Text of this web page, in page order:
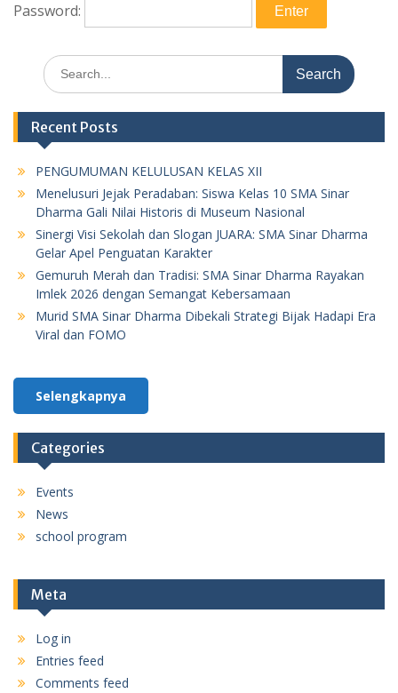
Password:
Search
for:
Recent Posts
PENGUMUMAN KELULUSAN KELAS XII
Menelusuri Jejak Peradaban: Siswa Kelas 10 SMA Sinar
Dharma Gali Nilai Historis di Museum Nasional
Sinergi Visi Sekolah dan Slogan JUARA: SMA Sinar Dharma
Gelar Apel Penguatan Karakter
Gemuruh Merah dan Tradisi: SMA Sinar Dharma Rayakan
Imlek 2026 dengan Semangat Kebersamaan
Murid SMA Sinar Dharma Dibekali Strategi Bijak Hadapi Era
Viral dan FOMO
Selengkapnya
Categories
Events
News
school program
Meta
Log in
Entries feed
Comments feed